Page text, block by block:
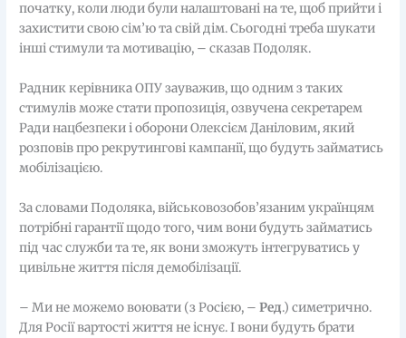
початку, коли люди були налаштовані на те, щоб прийти і
захистити свою сім’ю та свій дім. Сьогодні треба шукати
інші стимули та мотивацію, – сказав Подоляк.
Радник керівника ОПУ зауважив, що одним з таких
стимулів може стати пропозиція, озвучена секретарем
Ради нацбезпеки і оборони Олексієм Даніловим, який
розповів про рекрутингові кампанії, що будуть займатись
мобілізацією.
За словами Подоляка, військовозобов’язаним українцям
потрібні гарантії щодо того, чим вони будуть займатись
під час служби та те, як вони зможуть інтегруватись у
цивільне життя після демобілізації.
– Ми не можемо воювати (з Росією, –Ред.) симетрично.
Для Росії вартості життя не існує. І вони будуть брати